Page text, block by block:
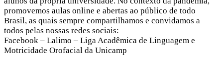
promovemos aulas online e abertas ao público de todo
Brasil, as quais sempre compartilhamos e convidamos a
todos pelas nossas redes sociais:
Facebook – Lalimo – Liga Acadêmica de Linguagem e
Motricidade Orofacial da Unicamp